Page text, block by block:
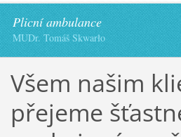
Plicní ambulance
MUDr. Tomáš Skwarło
Všem našim
přejeme